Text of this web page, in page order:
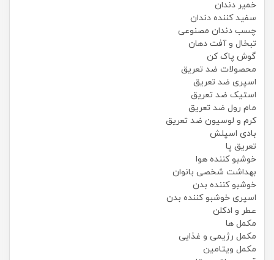
خمیر دندان
سفید کننده دندان
چسب دندان مصنوعی
تبخال و آفت دهان
گوش پاک کن
محصولات ضد تعریق
اسپری ضد تعریق
استیک ضد تعریق
مام رول ضد تعریق
کرم و لوسیون ضد تعریق
بادی اسپلش
تعریق پا
خوشبو کننده هوا
بهداشت شخصی بانوان
خوشبو کننده بدن
اسپری خوشبو کننده بدن
عطر و ادکلن
مکمل ها
مکمل رژیمی و غذایی
مکمل ویتامین